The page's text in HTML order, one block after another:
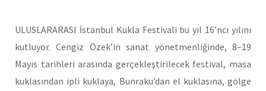
ULUSLARARASI İstanbul Kukla Festivali bu yıl 16’ncı yılını
kutluyor. Cengiz Özek’in sanat yönetmenliğinde, 8–19
Mayıs tarihleri arasında gerçekleştirilecek festival, masa
kuklasından ipli kuklaya, Bunraku’dan el kuklasına, gölge